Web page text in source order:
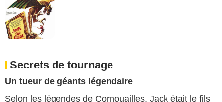
Secrets de tournage
Un tueur de géants légendaire
Selon les légendes de Cornouailles, Jack était le fils